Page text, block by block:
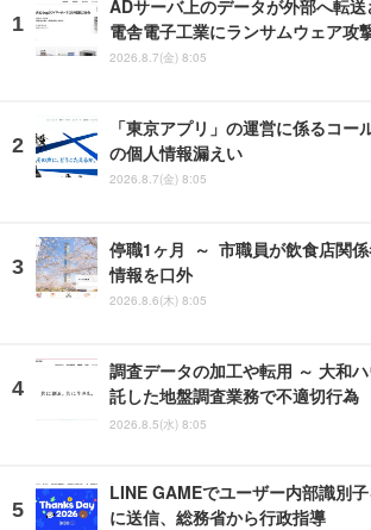
ADサーバ上のデータが外部へ転
電舎電子工業にランサムウェア攻
2026.8.7(金) 8:05
「東京アプリ」の運営に係るコー
の個人情報漏えい
2026.8.7(金) 8:05
停職1ヶ月 ～ 市職員が飲食店関
情報を口外
2026.8.6(木) 8:05
調査データの加工や転用 ～ 大和
託した地盤調査業務で不適切行為
2026.8.5(水) 8:05
LINE GAMEでユーザー内部識別
に送信、総務省から行政指導